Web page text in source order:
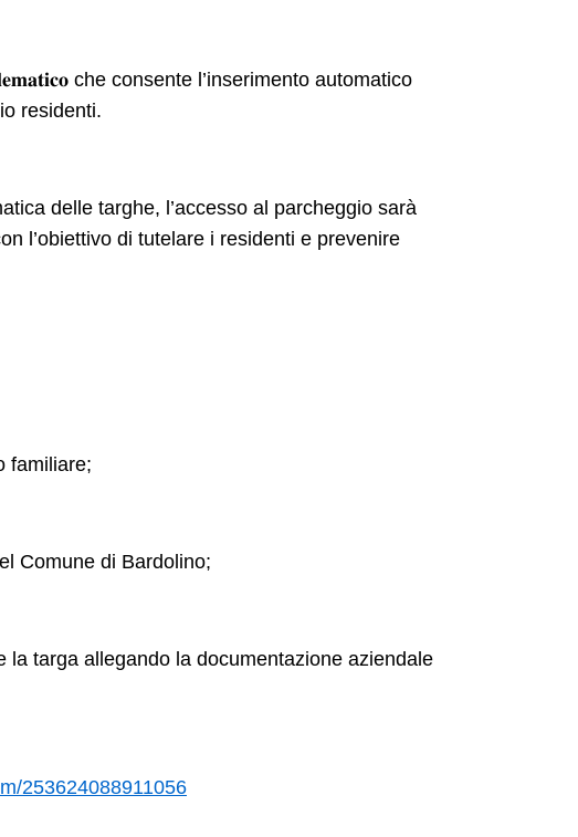
che consente l’inserimento automatico
residenti.
delle targhe, l’accesso al parcheggio sarà
l’obiettivo di tutelare i residenti e prevenire
familiare;
Comune di Bardolino;
targa allegando la documentazione aziendale
253624088911056